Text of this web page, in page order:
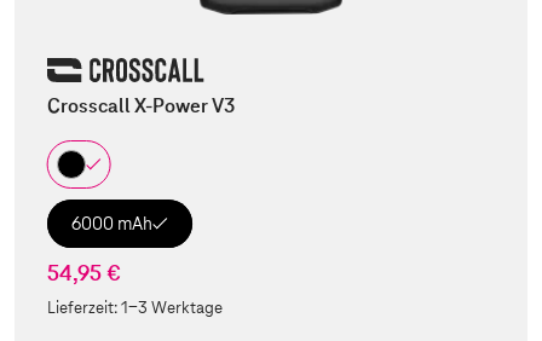
Crosscall X-Power V3
6000 mAh
54,95 €
Lieferzeit:1-3 Werktage